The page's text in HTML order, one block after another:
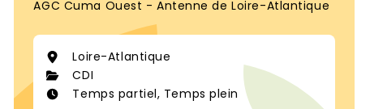
AGC Cuma Ouest - Antenne de Loire-Atlantique
Loire-Atlantique
CDI
Temps partiel, Temps plein